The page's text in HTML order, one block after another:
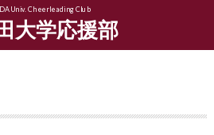
Univ. Cheerleading Club
大学応援部